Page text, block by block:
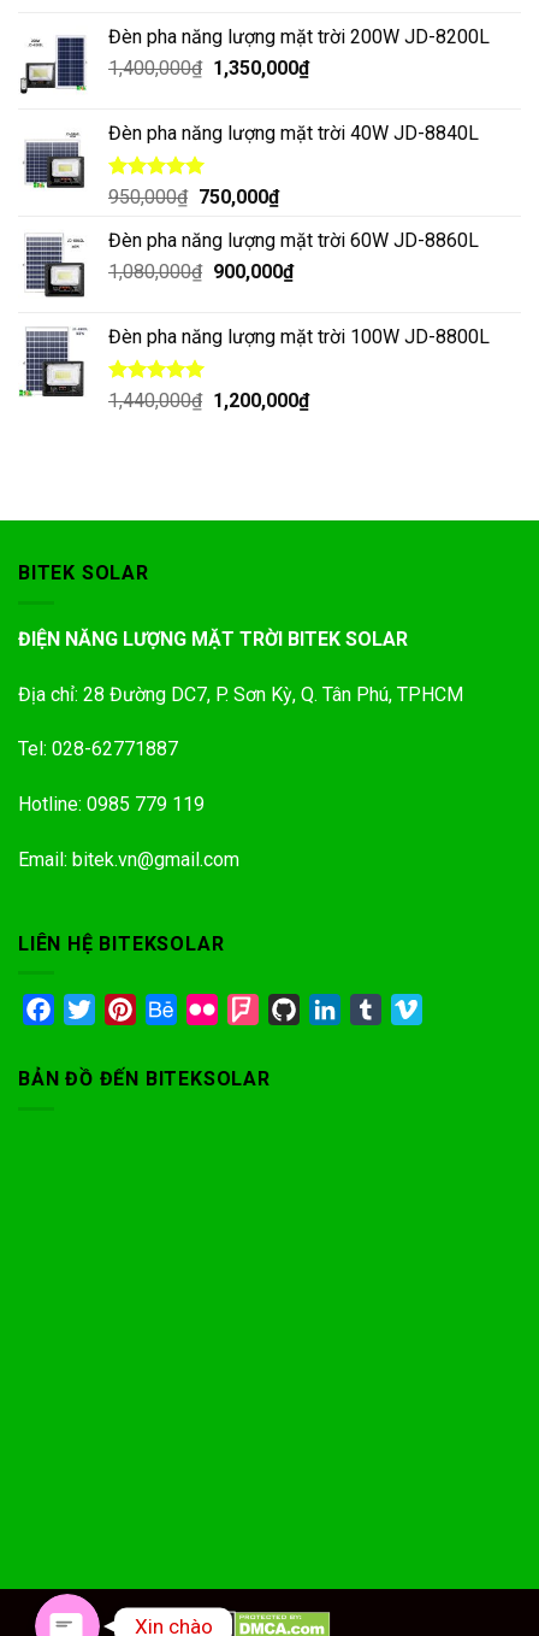
Đèn pha năng lượng mặt trời 200W JD-8200L
1,400,000₫ 1,350,000₫
Đèn pha năng lượng mặt trời 40W JD-8840L
Được xếp
5.00
5 sao
950,000₫ 750,000₫
Đèn pha năng lượng mặt trời 60W JD-8860L
1,080,000₫ 900,000₫
Đèn pha năng lượng mặt trời 100W JD-8800L
Được xếp
1,440,000₫ 1,200,000₫
BITEK SOLAR
ĐIỆN NĂNG LƯỢNG MẶT TRỜI BITEK SOLAR
Địa chỉ: 28 Đường DC7, P. Sơn Kỳ, Q. Tân Phú, TPHCM
Tel: 028-62771887
Hotline: 0985 779 119
Email: bitek.vn@gmail.com
LIÊN HỆ BITEKSOLAR
FacebookTwitterPinterestBehance
Flickr Foursquare
GitHub LinkedIn
Tumblr
BẢN ĐỒ ĐẾN BITEKSOLAR
Xin chào